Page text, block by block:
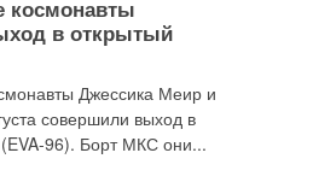
космонавты
в открытый
Джессика Меир и
совершили выход в
96). Борт МКС они...